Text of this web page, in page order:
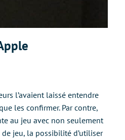
l’avaient laissé entendre
les confirmer. Par contre,
au jeu avec non seulement
jeu, la possibilité d’utiliser